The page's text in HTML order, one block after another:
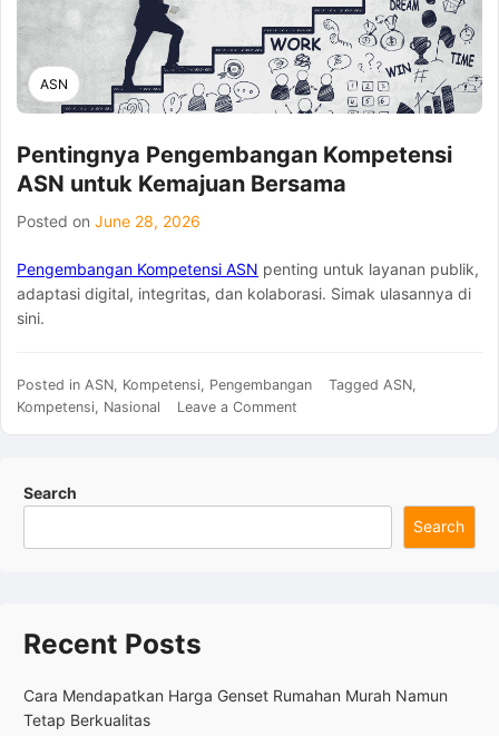
ASN
Pentingnya Pengembangan Kompetensi
ASN untuk Kemajuan Bersama
Posted on June 28, 2026
Pengembangan Kompetensi ASN penting untuk layanan publik,
adaptasi digital, integritas, dan kolaborasi. Simak ulasannya di
sini.
Posted in ASN, Kompetensi, Pengembangan Tagged ASN,
Kompetensi, Nasional Leave a Comment
Search
Search
Recent Posts
Cara Mendapatkan Harga Genset Rumahan Murah Namun
Tetap Berkualitas